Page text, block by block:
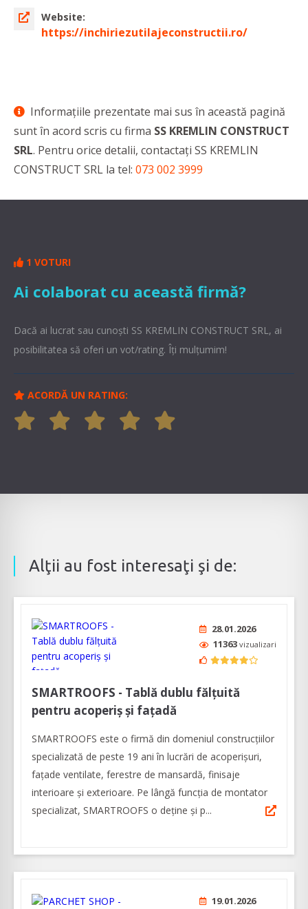
Website:
https://inchiriezutilajeconstructii.ro/
Informaţiile prezentate mai sus în această pagină
sunt în acord scris cu firma SS KREMLIN CONSTRUCT
SRL. Pentru orice detalii, contactaţi SS KREMLIN
CONSTRUCT SRL la tel: 073 002 3999
1 VOTURI
Ai colaborat cu această firmă?
Dacă ai lucrat sau cunoşti SS KREMLIN CONSTRUCT SRL, ai
posibilitatea să oferi un vot/rating. Îți mulțumim!
ACORDĂ UN RATING:
Alţii au fost interesaţi şi de:
28.01.2026
11363 vizualizari
SMARTROOFS - Tablă dublu fălțuită
pentru acoperiș și fațadă
SMARTROOFS este o firmă din domeniul construcţiilor
specializată de peste 19 ani în lucrări de acoperişuri,
faţade ventilate, ferestre de mansardă, finisaje
interioare şi exterioare. Pe lângă funcția de montator
specializat, SMARTROOFS o deține și p...
19.01.2026